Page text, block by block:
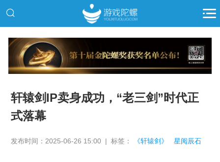
推广
轩辕剑IP卖身成功，“老三剑”时代正
式落幕
发布时间：2025-06-26 15:00 | 标签： 《轩辕剑》 星阅辰石